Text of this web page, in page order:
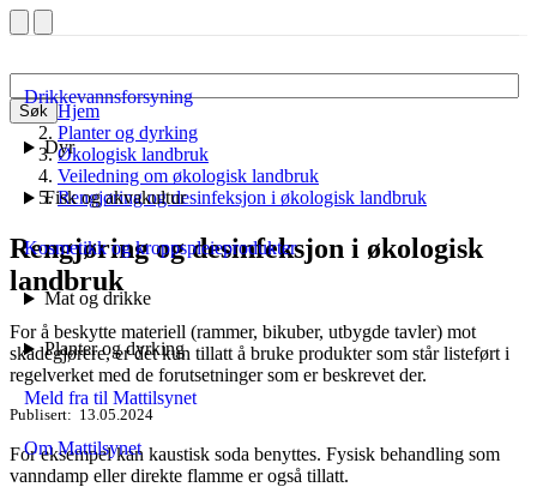
Søk
Drikkevannsforsyning
Dyr
Fisk og akvakultur
Kosmetikk og kroppspleieprodukter
Mat og drikke
Planter og dyrking
Meld fra til Mattilsynet
Om Mattilsynet
Hjem
Planter og dyrking
Økologisk landbruk
Veiledning om økologisk landbruk
Rengjøring og desinfeksjon i økologisk landbruk
Rengjøring og desinfeksjon i økologisk
landbruk
For å beskytte materiell (rammer, bikuber, utbygde tavler) mot
skadegjørere, er det kun tillatt å bruke produkter som står listeført i
regelverket med de forutsetninger som er beskrevet der.
Publisert 13.05.2024
For eksempel kan kaustisk soda benyttes. Fysisk behandling som
vanndamp eller direkte flamme er også tillatt.